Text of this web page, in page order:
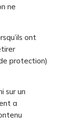
ne
ont
protection)
sur un
a